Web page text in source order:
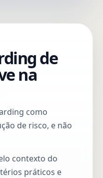
de
na
como
de risco, e não
contexto do
práticos e